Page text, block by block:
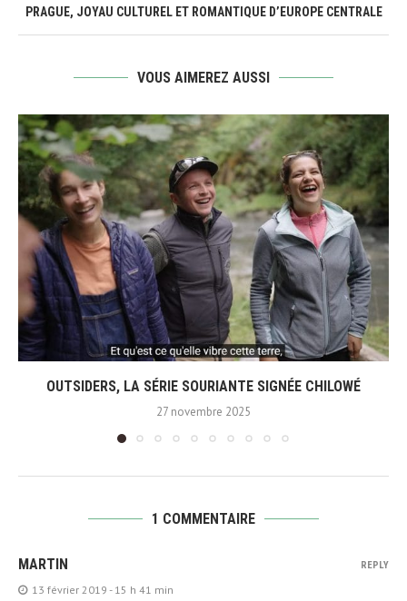
PRAGUE, JOYAU CULTUREL ET ROMANTIQUE D’EUROPE CENTRALE
VOUS AIMEREZ AUSSI
OUTSIDERS, LA SÉRIE SOURIANTE SIGNÉE CHILOWÉ
27 novembre 2025
1 COMMENTAIRE
MARTIN
13 février 2019 - 15 h 41 min
REPLY